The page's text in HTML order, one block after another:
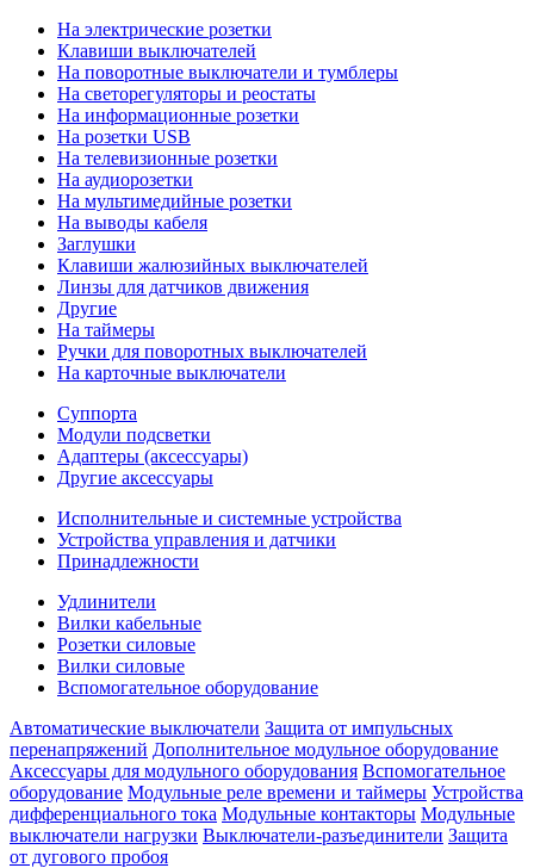
На электрические розетки
Клавиши выключателей
На поворотные выключатели и тумблеры
На светорегуляторы и реостаты
На информационные розетки
На розетки USB
На телевизионные розетки
На аудиорозетки
На мультимедийные розетки
На выводы кабеля
Заглушки
Клавиши жалюзийных выключателей
Линзы для датчиков движения
Другие
На таймеры
Ручки для поворотных выключателей
На карточные выключатели
Суппорта
Модули подсветки
Адаптеры (аксессуары)
Другие аксессуары
Исполнительные и системные устройства
Устройства управления и датчики
Принадлежности
Удлинители
Вилки кабельные
Розетки силовые
Вилки силовые
Вспомогательное оборудование
Автоматические выключатели Защита от импульсных
перенапряжений Дополнительное модульное оборудование
Аксессуары для модульного оборудования Вспомогательное
оборудование Модульные реле времени и таймеры Устройства
дифференциального тока Модульные контакторы Модульные
выключатели нагрузки Выключатели-разъединители Защита
от дугового пробоя